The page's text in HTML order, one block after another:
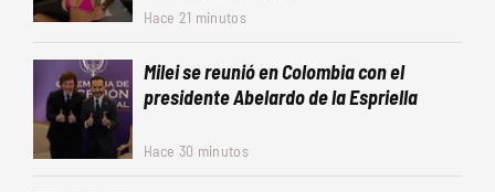
Hace 21 minutos
Milei se reunió en Colombia con el
presidente Abelardo de la Espriella
Hace 30 minutos